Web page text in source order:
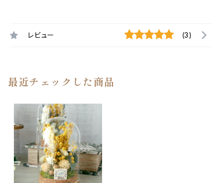
レビュー (3)
最近チェックした商品